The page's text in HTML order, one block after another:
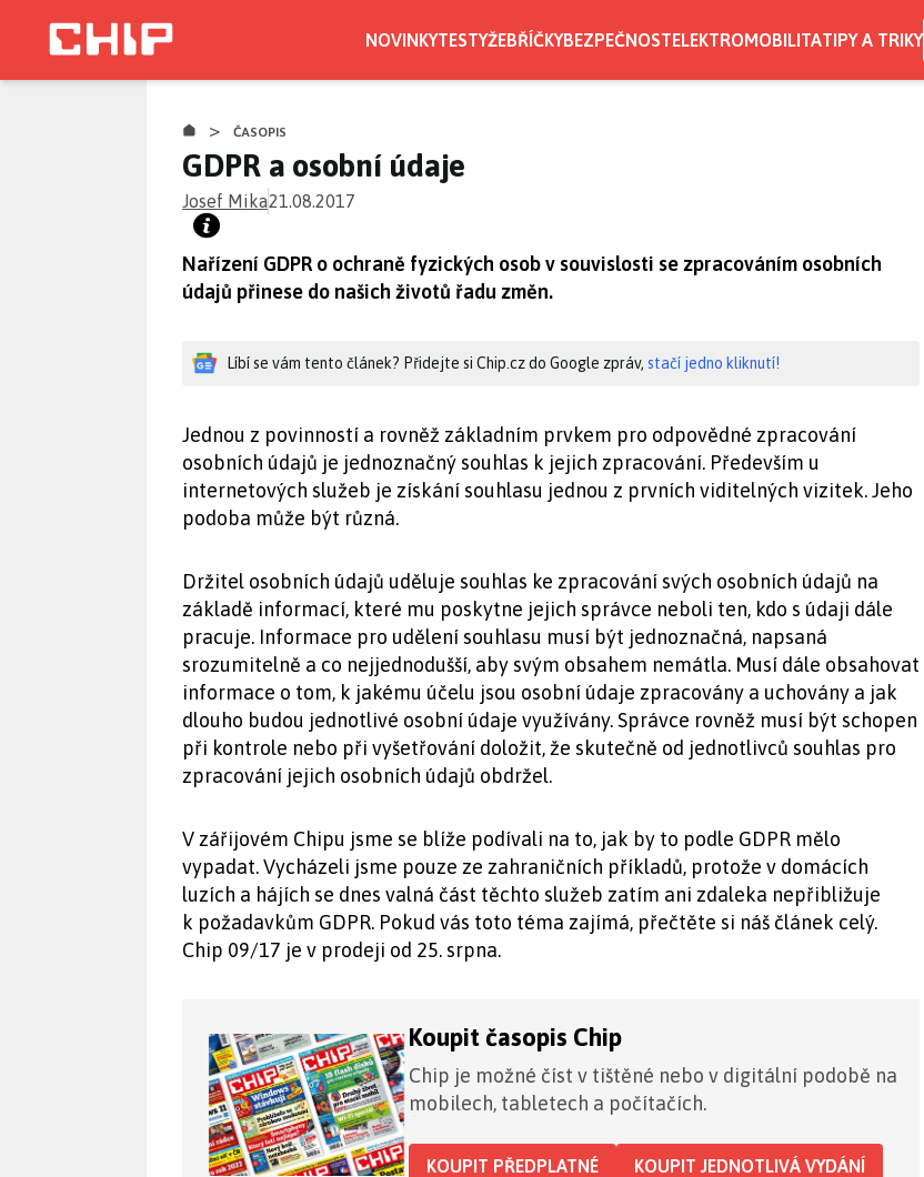
NOVINKYTESTYŽEBŘÍČKYBEZPEČNOSTELEKTROMOBILITATIPY A TRIKY
> ČASOPIS
GDPR a osobní údaje
Josef Mika21.08.2017
Nařízení GDPR o ochraně fyzických osob v souvislosti se zpracováním osobních
údajů přinese do našich životů řadu změn.
Líbí se vám tento článek? Přidejte si Chip.cz do Google zpráv, stačí jedno kliknutí!
Jednou z povinností a rovněž základním prvkem pro odpovědné zpracování
osobních údajů je jednoznačný souhlas k jejich zpracování. Především u
internetových služeb je získání souhlasu jednou z prvních viditelných vizitek. Jeho
podoba může být různá.
Držitel osobních údajů uděluje souhlas ke zpracování svých osobních údajů na
základě informací, které mu poskytne jejich správce neboli ten, kdo s údaji dále
pracuje. Informace pro udělení souhlasu musí být jednoznačná, napsaná
srozumitelně a co nejjednodušší, aby svým obsahem nemátla. Musí dále obsahovat
informace o tom, k jakému účelu jsou osobní údaje zpracovány a uchovány a jak
dlouho budou jednotlivé osobní údaje využívány. Správce rovněž musí být schopen
při kontrole nebo při vyšetřování doložit, že skutečně od jednotlivců souhlas pro
zpracování jejich osobních údajů obdržel.
V zářijovém Chipu jsme se blíže podívali na to, jak by to podle GDPR mělo
vypadat. Vycházeli jsme pouze ze zahraničních příkladů, protože v domácích
luzích a hájích se dnes valná část těchto služeb zatím ani zdaleka nepřibližuje
k požadavkům GDPR. Pokud vás toto téma zajímá, přečtěte si náš článek celý.
Chip 09/17 je v prodeji od 25. srpna.
Koupit časopis Chip
Chip je možné číst v tištěné nebo v digitální podobě na
mobilech, tabletech a počítačích.
KOUPIT PŘEDPLATNÉ KOUPIT JEDNOTLIVÁ VYDÁNÍ